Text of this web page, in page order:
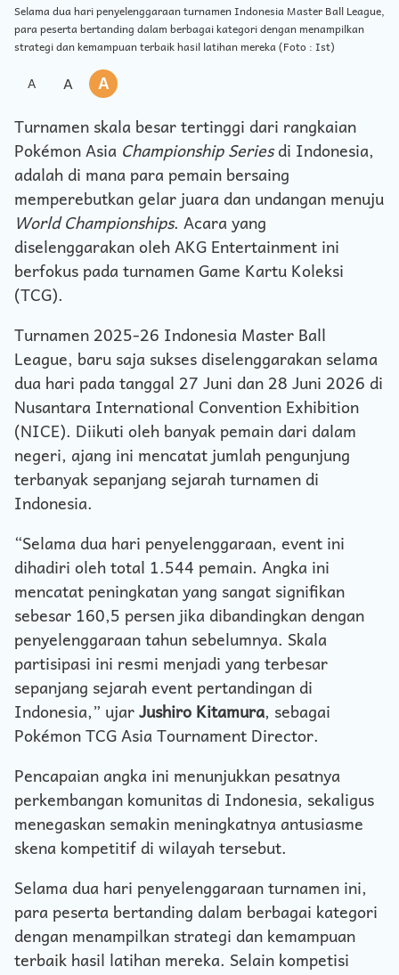
Selama dua hari penyelenggaraan turnamen Indonesia Master Ball League,
para peserta bertanding dalam berbagai kategori dengan menampilkan
strategi dan kemampuan terbaik hasil latihan mereka (Foto : Ist)
A A
A
Turnamen skala besar tertinggi dari rangkaian
Pokémon Asia Championship Seriesdi Indonesia,
adalah di mana para pemain bersaing
memperebutkan gelar juara dan undangan menuju
World Championships. Acara yang
diselenggarakan oleh AKG Entertainment ini
berfokus pada turnamen Game Kartu Koleksi
(TCG).
Turnamen 2025-26 Indonesia Master Ball
League, baru saja sukses diselenggarakan selama
dua hari pada tanggal 27 Juni dan 28 Juni 2026 di
Nusantara International Convention Exhibition
(NICE). Diikuti oleh banyak pemain dari dalam
negeri, ajang ini mencatat jumlah pengunjung
terbanyak sepanjang sejarah turnamen di
Indonesia.
“Selama dua hari penyelenggaraan, event ini
dihadiri oleh total 1.544 pemain. Angka ini
mencatat peningkatan yang sangat signifikan
sebesar 160,5 persen jika dibandingkan dengan
penyelenggaraan tahun sebelumnya. Skala
partisipasi ini resmi menjadi yang terbesar
sepanjang sejarah event pertandingan di
Indonesia,” ujarJushiro Kitamura, sebagai
Pokémon TCG Asia Tournament Director.
Pencapaian angka ini menunjukkan pesatnya
perkembangan komunitas di Indonesia, sekaligus
menegaskan semakin meningkatnya antusiasme
skena kompetitif di wilayah tersebut.
Selama dua hari penyelenggaraan turnamen ini,
para peserta bertanding dalam berbagai kategori
dengan menampilkan strategi dan kemampuan
terbaik hasil latihan mereka. Selain kompetisi